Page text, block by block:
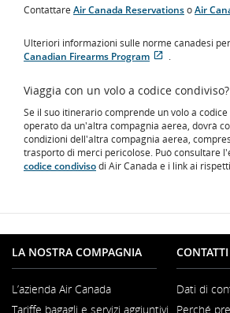
in
nuova
che
non
guida
e/o
le
preferenze
lingistiche.
Contattare Air Canada ReservationsoAir
Ulteriori informazioni sulle norme canadesi
Canadian Firearms Program
in
una
nuova
finestra
che
potrebbe
non
soddisfare
le
linee
guida
le
.
Viaggia con un volo a codice condiviso?
Se il suo itinerario comprende un volo a
operato da un'altra compagnia aerea, dovrà
condizioni dell'altra compagnia aerea,
trasporto di merci pericolose. Può consultare
codice condivisodi Air Canada e i link ai
LA NOSTRA COMPAGNIA
L’azienda Air Canada
Tariffe bagagli e servizi aggiuntivi
CONTATTI
Dati di
Perché